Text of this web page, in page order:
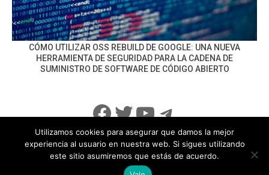
CÓMO UTILIZAR OSS REBUILD DE GOOGLE: UNA NUEVA
HERRAMIENTA DE SEGURIDAD PARA LA CADENA DE
SUMINISTRO DE SOFTWARE DE CÓDIGO ABIERTO
Facebook
Twitter
YouTube
Telegram
info@noticiasseguridad.com Política de Privacidad
Utilizamos cookies para asegurar que damos la mejor
experiencia al usuario en nuestra web. Si sigues utilizando
este sitio asumiremos que estás de acuerdo.